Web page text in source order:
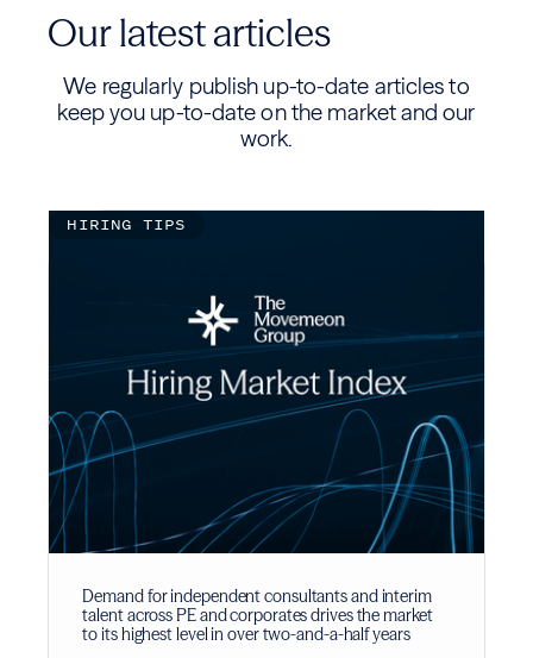
Our latest articles
We regularly publish up-to-date articles to
keep you up-to-date on the market and our
work.
Demand for independent consultants and interim
talent across PE and corporates drives the market
to its highest level in over two-and-a-half years
HIRING TIPS